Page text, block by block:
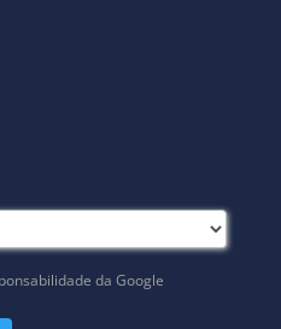
da Google